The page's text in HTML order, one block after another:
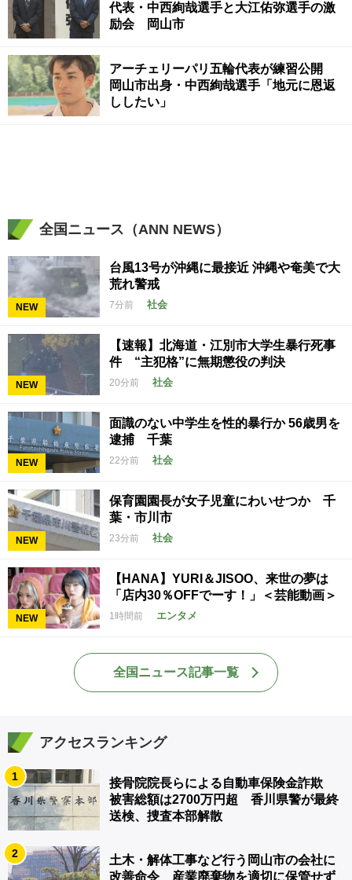
代表・中西絢哉選手と大江佑弥選手の激
励会 岡山市
アーチェリーパリ五輪代表が練習公開
岡山市出身・中西絢哉選手「地元に恩返
ししたい」
全国ニュース（ANN NEWS）
NEW
台風13号が沖縄に最接近 沖縄や奄美で大
荒れ警戒
7分前 社会
NEW
【速報】北海道・江別市大学生暴行死事
件 “主犯格”に無期懲役の判決
20分前 社会
NEW
面識のない中学生を性的暴行か 56歳男を
逮捕 千葉
22分前 社会
NEW
保育園園長が女子児童にわいせつか 千
葉・市川市
23分前 社会
NEW
【HANA】YURI＆JISOO、来世の夢は
「店内30％OFFでーす！」＜芸能動画＞
1時間前 エンタメ
全国ニュース記事一覧
アクセスランキング
1
接骨院院長らによる自動車保険金詐欺
被害総額は2700万円超 香川県警が最終
送検、捜査本部解散
2
土木・解体工事など行う岡山市の会社に
改善命令 産業廃棄物を適切に保管せず